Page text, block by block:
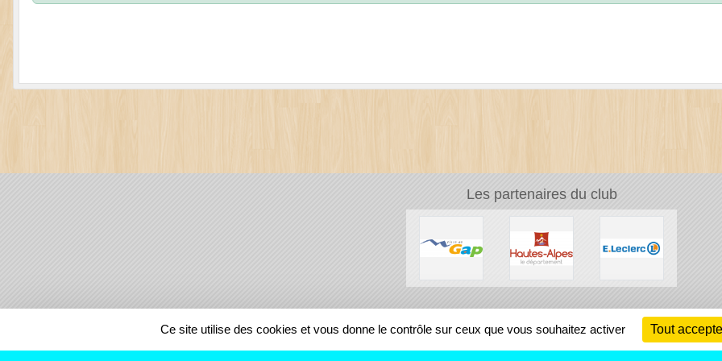
Les partenaires du club
REGIONS
Ce site utilise des cookies et vous donne le contrôle sur ceux que vous souhaitez activer Tout